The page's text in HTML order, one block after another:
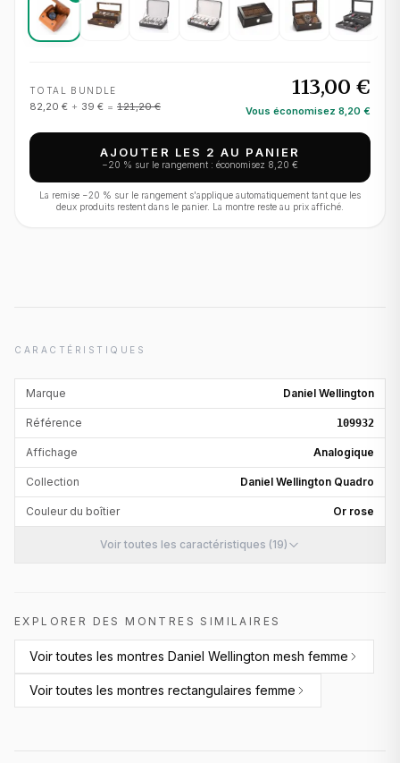
TOTAL BUNDLE
82,20 € + 39 € = 121,20 €
113,00 €
Vous économisez 8,20 €
AJOUTER LES 2 AU PANIER
−20 % sur le rangement : économisez 8,20 €
La remise −20 % sur le rangement s'applique automatiquement tant que les
deux produits restent dans le panier. La montre reste au prix affiché.
CARACTÉRISTIQUES
Marque Daniel Wellington
Référence 109932
Affichage Analogique
Collection Daniel Wellington Quadro
Couleur du boîtier Or rose
Voir toutes les caractéristiques (19)
EXPLORER DES MONTRES SIMILAIRES
Voir toutes les montres Daniel Wellington mesh femme
Voir toutes les montres rectangulaires femme